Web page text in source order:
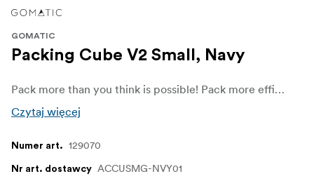
GOMATIC
Packing Cube V2 Small, Navy
Pack more than you think is possible! Pack more efficiently with the small Gomatic Packing Cube.
Czytaj więcej
Numer art. 129070
Nr art. dostawcy ACCUSMG-NVY01